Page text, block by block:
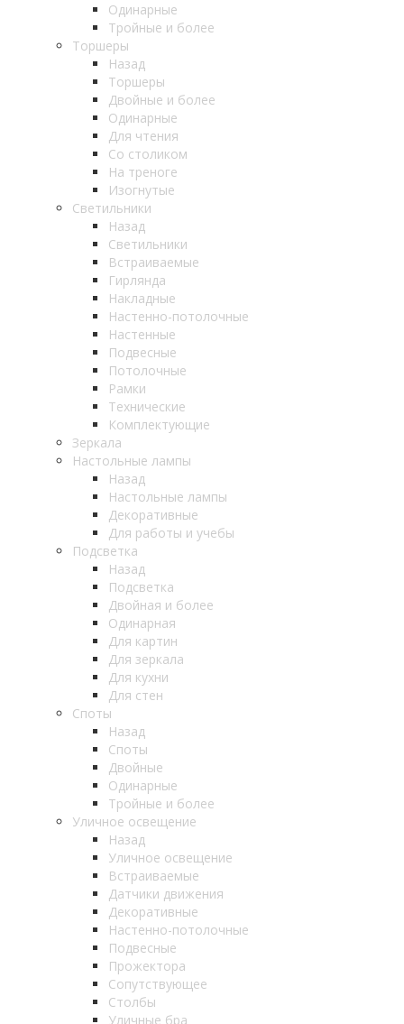
Одинарные
Тройные и более
Торшеры
Назад
Торшеры
Двойные и более
Одинарные
Для чтения
Со столиком
На треноге
Изогнутые
Светильники
Назад
Светильники
Встраиваемые
Гирлянда
Накладные
Настенно-потолочные
Настенные
Подвесные
Потолочные
Рамки
Технические
Комплектующие
Зеркала
Настольные лампы
Назад
Настольные лампы
Декоративные
Для работы и учебы
Подсветка
Назад
Подсветка
Двойная и более
Одинарная
Для картин
Для зеркала
Для кухни
Для стен
Споты
Назад
Споты
Двойные
Одинарные
Тройные и более
Уличное освещение
Назад
Уличное освещение
Встраиваемые
Датчики движения
Декоративные
Настенно-потолочные
Подвесные
Прожектора
Сопутствующее
Столбы
Уличные бра